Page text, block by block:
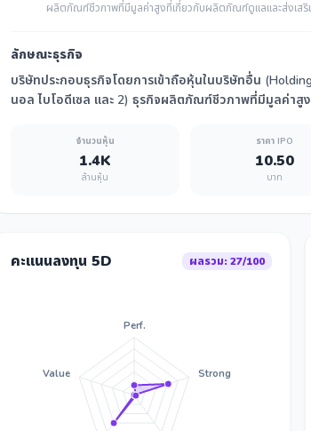
ผลิตภัณฑ์ชีวภาพที่มีมูลค่าสูงที่เกี่ยวกับผลิตภัณฑ์ดูแลและส่งเสริม
ลักษณะธุรกิจ
บริษัทประกอบธุรกิจโดยการเข้าถือหุ้นในบริษัทอื่น
นอล ไบโอดีเซล และ 2) ธุรกิจผลิตภัณฑ์ชีวภาพที่มีมูลค่าสู
จำนวนหุ้น
1.4K
ล้านหุ้น
ราคา IPO
10.50
บาท
คะแนนลงทุน 5D ผลรวม: 27/100
Perf.
Strong
Value